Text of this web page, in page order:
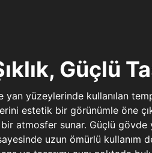
Güçlü
yan yüzeylerinde kullanılan
estetik bir görünümle öne
atmosfer sunar. Güçlü gövde
uzun ömürlü kullanım